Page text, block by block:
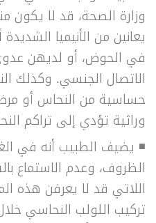
وزارة الصحة، قد لا يكون
يعانين من الأنيميا
في الحوض، أو لديهن
الاتصال الجنسي. وكذلك
حساسية من النحاس أو
وراثية تؤدي إلى تراكم
◾ يضيف الطبيب أنه في
الظروف، وعدم الاستماع
اللاتي قد لا يعرفن هذه
تركيب اللولب النحاسي